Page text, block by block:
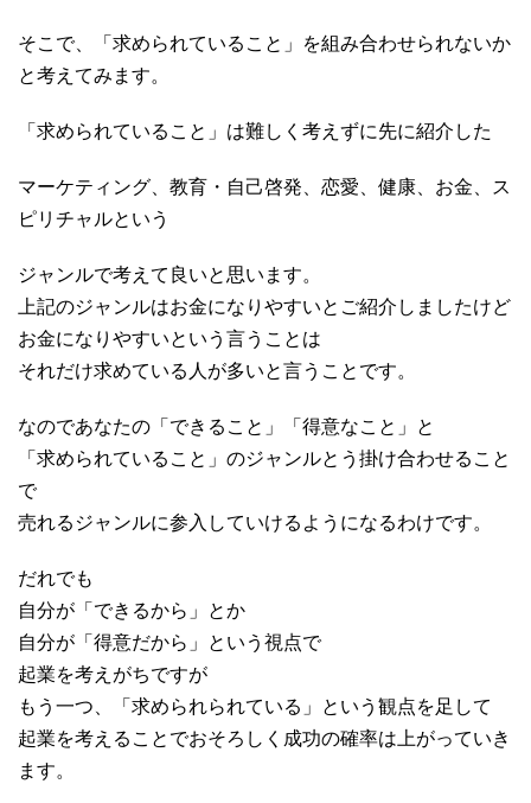
そこで、「求められていること」を組み合わせられないか
と考えてみます。
「求められていること」は難しく考えずに先に紹介した
マーケティング、教育・自己啓発、恋愛、健康、お金、ス
ピリチャルという
ジャンルで考えて良いと思います。
上記のジャンルはお金になりやすいとご紹介しましたけど
お金になりやすいという言うことは
それだけ求めている人が多いと言うことです。
なのであなたの「できること」「得意なこと」と
「求められていること」のジャンルとう掛け合わせること
で
売れるジャンルに参入していけるようになるわけです。
だれでも
自分が「できるから」とか
自分が「得意だから」という視点で
起業を考えがちですが
もう一つ、「求められられている」という観点を足して
起業を考えることでおそろしく成功の確率は上がっていき
ます。